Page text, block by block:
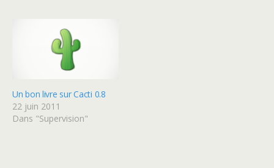
Installer les dépendances
(dont un LAMP) # apt-get
install apache2 libapache2-
mod-php5 php5 php5-cli
snmp mysql-client mysql-
server libmysqlclient15-
dev…
Un bon livre sur Cacti 0.8
22 juin 2011
Dans "Supervision"